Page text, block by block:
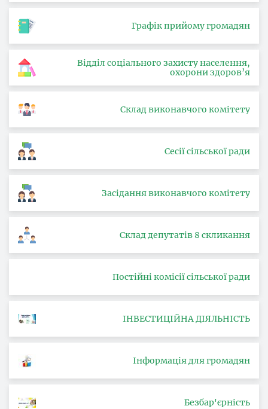
Графік прийому громадян
Відділ соціального захисту населення,
охорони здоров’я
Склад виконавчого комітету
Сесії сільської ради
Засідання виконавчого комітету
Склад депутатів 8 скликання
Постійні комісії сільської ради
ІНВЕСТИЦІЙНА ДІЯЛЬНІСТЬ
Інформація для громадян
Безбар'єрність